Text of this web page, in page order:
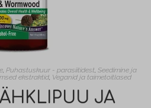
, Puhastuskuur - parasiitidest, Seedimine ja
ekstraktid, Veganid ja taimetoitlased
JA